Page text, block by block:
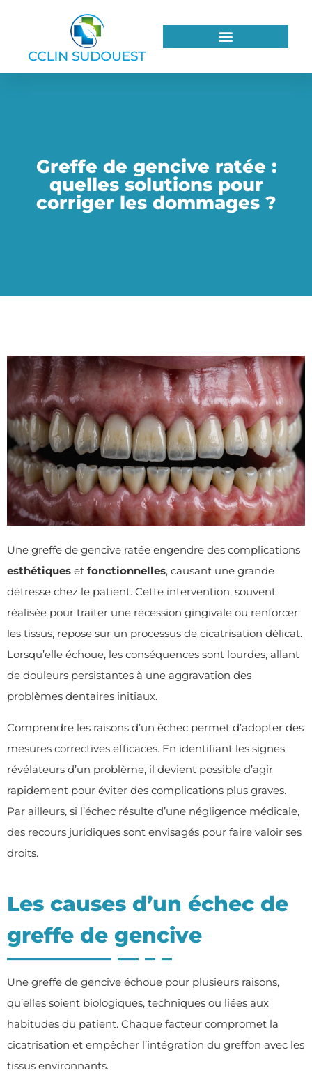
Greffe de gencive ratée :
quelles solutions pour
corriger les dommages ?
Une greffe de gencive ratée engendre des complications
esthétiques et fonctionnelles, causant une grande
détresse chez le patient. Cette intervention, souvent
réalisée pour traiter une récession gingivale ou renforcer
les tissus, repose sur un processus de cicatrisation délicat.
Lorsqu’elle échoue, les conséquences sont lourdes, allant
de douleurs persistantes à une aggravation des
problèmes dentaires initiaux.
Comprendre les raisons d’un échec permet d’adopter des
mesures correctives efficaces. En identifiant les signes
révélateurs d’un problème, il devient possible d’agir
rapidement pour éviter des complications plus graves.
Par ailleurs, si l’échec résulte d’une négligence médicale,
des recours juridiques sont envisagés pour faire valoir ses
droits.
Les causes d’un échec de
greffe de gencive
Une greffe de gencive échoue pour plusieurs raisons,
qu’elles soient biologiques, techniques ou liées aux
habitudes du patient. Chaque facteur compromet la
cicatrisation et empêcher l’intégration du greffon avec les
tissus environnants.